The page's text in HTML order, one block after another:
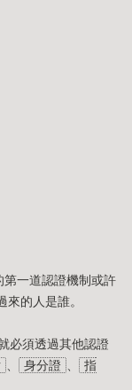
一道認證機制或許
來的人是誰。
必須透過其他認證
身分證
指